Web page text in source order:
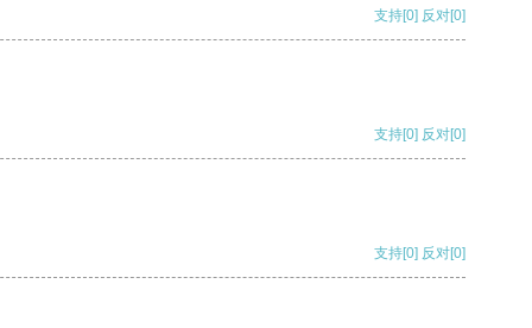
支持[0] 反对[0]
支持[0] 反对[0]
支持[0] 反对[0]